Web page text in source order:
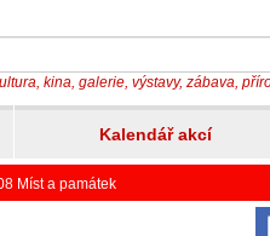
kina, galerie, výstavy, zábava,
Kalendář akcí
Míst a památek